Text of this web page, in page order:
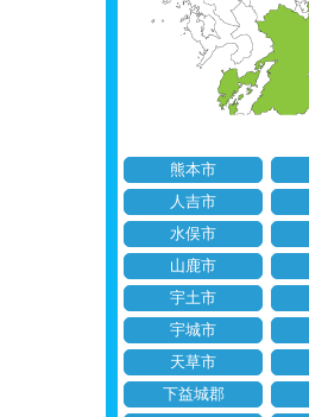
熊本市
人吉市
水俣市
山鹿市
宇土市
宇城市
天草市
下益城郡